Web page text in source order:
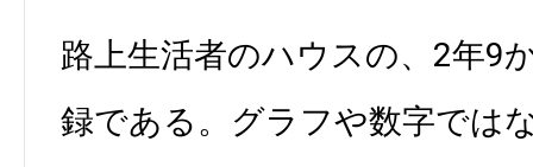
路上生活者のハウスの、2年9
録である。グラフや数字では